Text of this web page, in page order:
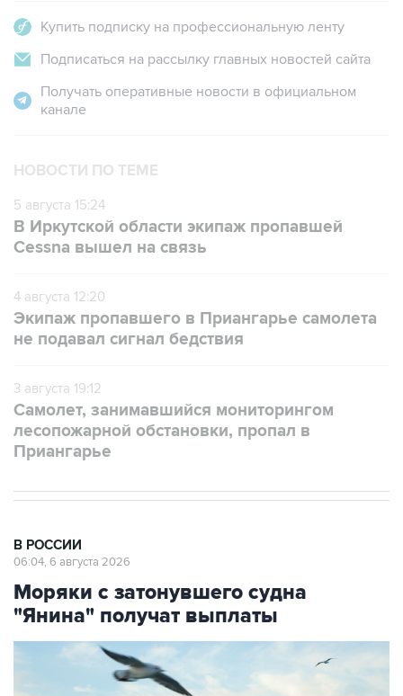
Купить подписку на профессиональную ленту
Подписаться на рассылку главных новостей сайта
Получать оперативные новости в официальном
канале
НОВОСТИ ПО ТЕМЕ
5 августа 15:24
В Иркутской области экипаж пропавшей
Cessna вышел на связь
4 августа 12:20
Экипаж пропавшего в Приангарье самолета
не подавал сигнал бедствия
3 августа 19:12
Самолет, занимавшийся мониторингом
лесопожарной обстановки, пропал в
Приангарье
В РОССИИ
06:04, 6 августа 2026
Моряки с затонувшего судна
"Янина" получат выплаты